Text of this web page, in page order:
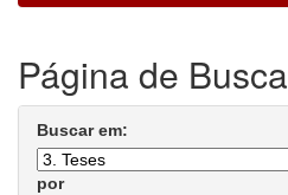
Página de Busca
Buscar em:
por